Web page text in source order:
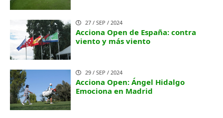
27 / SEP / 2024
Acciona Open de España: contra
viento y más viento
29 / SEP / 2024
Acciona Open: Ángel Hidalgo
Emociona en Madrid